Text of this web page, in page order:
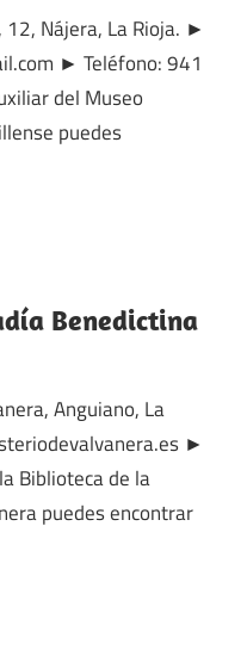
Nájera, La Rioja. ►
► Teléfono: 941
del Museo
puedes
Benedictina
Anguiano, La
►
Biblioteca de la
puedes encontrar